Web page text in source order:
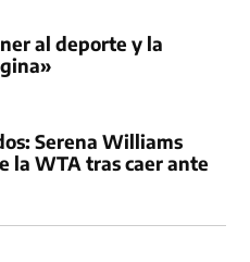
al deporte y la
Serena Williams
la WTA tras caer ante